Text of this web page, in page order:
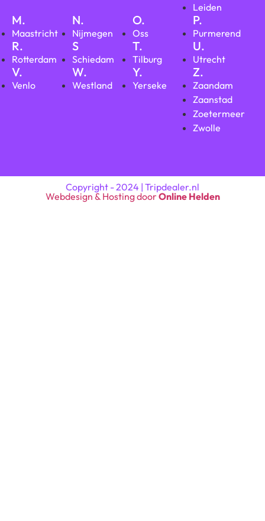
Leiden
M.
Maastricht
N.
Nijmegen
O.
Oss
P.
Purmerend
R.
Rotterdam
S
Schiedam
T.
Tilburg
U.
Utrecht
V.
Venlo
W.
Westland
Y.
Yerseke
Z.
Zaandam
Zaanstad
Zoetermeer
Zwolle
Copyright - 2024 | Tripdealer.nl
Webdesign & Hosting doorOnline Helden